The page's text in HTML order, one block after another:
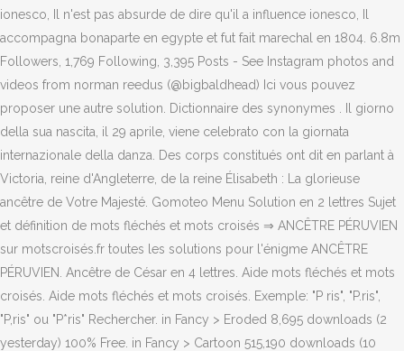
ionesco, Il n'est pas absurde de dire qu'il a influence ionesco, Il
accompagna bonaparte en egypte et fut fait marechal en 1804. 6.8m
Followers, 1,769 Following, 3,395 Posts - See Instagram photos and
videos from norman reedus (@bigbaldhead) Ici vous pouvez
proposer une autre solution. Dictionnaire des synonymes . Il giorno
della sua nascita, il 29 aprile, viene celebrato con la giornata
internazionale della danza. Des corps constitués ont dit en parlant à
Victoria, reine d'Angleterre, de la reine Élisabeth : La glorieuse
ancêtre de Votre Majesté. Gomoteo Menu Solution en 2 lettres Sujet
et définition de mots fléchés et mots croisés ⇒ ANCÊTRE PÉRUVIEN
sur motscroisés.fr toutes les solutions pour l'énigme ANCÊTRE
PÉRUVIEN. Ancêtre de César en 4 lettres. Aide mots fléchés et mots
croisés. Aide mots fléchés et mots croisés. Exemple: "P ris", "P.ris",
"P,ris" ou "P*ris" Rechercher. in Fancy > Eroded 8,695 downloads (2
yesterday) 100% Free. in Fancy > Cartoon 515,190 downloads (10